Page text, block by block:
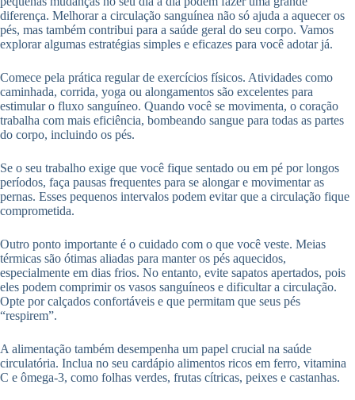
diferença. Melhorar a circulação sanguínea não só ajuda a aquecer os
pés, mas também contribui para a saúde geral do seu corpo. Vamos
explorar algumas estratégias simples e eficazes para você adotar já.
Comece pela prática regular de exercícios físicos. Atividades como
caminhada, corrida, yoga ou alongamentos são excelentes para
estimular o fluxo sanguíneo. Quando você se movimenta, o coração
trabalha com mais eficiência, bombeando sangue para todas as partes
do corpo, incluindo os pés.
Se o seu trabalho exige que você fique sentado ou em pé por longos
períodos, faça pausas frequentes para se alongar e movimentar as
pernas. Esses pequenos intervalos podem evitar que a circulação fique
comprometida.
Outro ponto importante é o cuidado com o que você veste. Meias
térmicas são ótimas aliadas para manter os pés aquecidos,
especialmente em dias frios. No entanto, evite sapatos apertados, pois
eles podem comprimir os vasos sanguíneos e dificultar a circulação.
Opte por calçados confortáveis e que permitam que seus pés
“respirem”.
A alimentação também desempenha um papel crucial na saúde
circulatória. Inclua no seu cardápio alimentos ricos em ferro, vitamina
C e ômega-3, como folhas verdes, frutas cítricas, peixes e castanhas.